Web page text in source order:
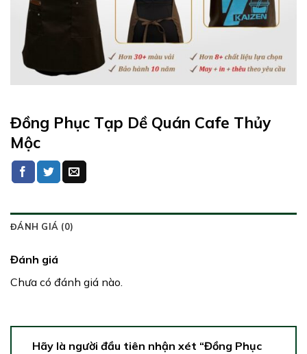
Đồng Phục Tạp Dề Quán Cafe Thủy
Mộc
ĐÁNH GIÁ (0)
Đánh giá
Chưa có đánh giá nào.
Hãy là người đầu tiên nhận xét “Đồng Phục